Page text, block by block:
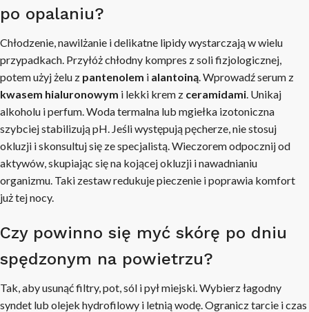
po opalaniu?
Chłodzenie, nawilżanie i delikatne lipidy wystarczają w wielu
przypadkach. Przyłóż chłodny kompres z soli fizjologicznej,
potem użyj żelu z pantenolem i alantoiną. Wprowadź serum z
kwasem hialuronowym i lekki krem z ceramidami. Unikaj
alkoholu i perfum. Woda termalna lub mgiełka izotoniczna
szybciej stabilizują pH. Jeśli występują pęcherze, nie stosuj
okluzji i skonsultuj się ze specjalistą. Wieczorem odpocznij od
aktywów, skupiając się na kojącej okluzji i nawadnianiu
organizmu. Taki zestaw redukuje pieczenie i poprawia komfort
już tej nocy.
Czy powinno się myć skórę po dniu
spędzonym na powietrzu?
Tak, aby usunąć filtry, pot, sól i pył miejski. Wybierz łagodny
syndet lub olejek hydrofilowy i letnią wodę. Ogranicz tarcie i czas